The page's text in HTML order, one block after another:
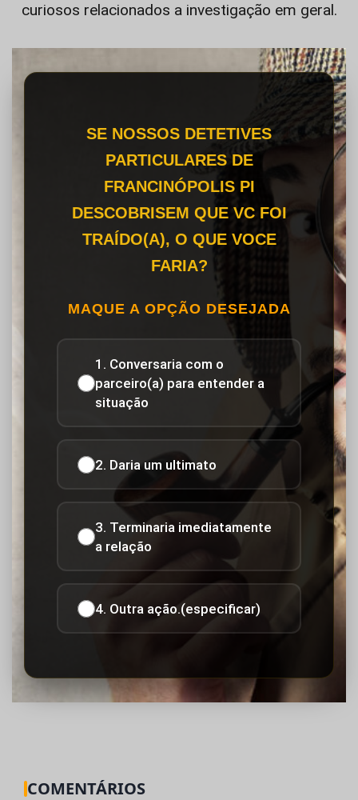
curiosos relacionados a investigação em geral.
SE NOSSOS DETETIVES
PARTICULARES DE
FRANCINÓPOLIS PI
DESCOBRISEM QUE VC FOI
TRAÍDO(A), O QUE VOCE
FARIA?
MAQUE A OPÇÃO DESEJADA
1. Conversaria com o
parceiro(a) para entender a
situação
2. Daria um ultimato
3. Terminaria imediatamente
a relação
4. Outra ação.(especificar)
COMENTÁRIOS